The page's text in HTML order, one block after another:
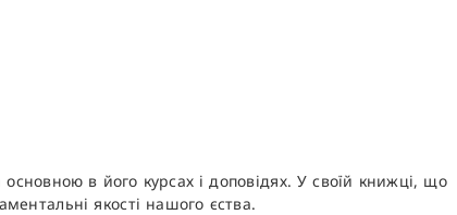
в його курсах і доповідях. У своїй книжці, що
якості нашого єства.